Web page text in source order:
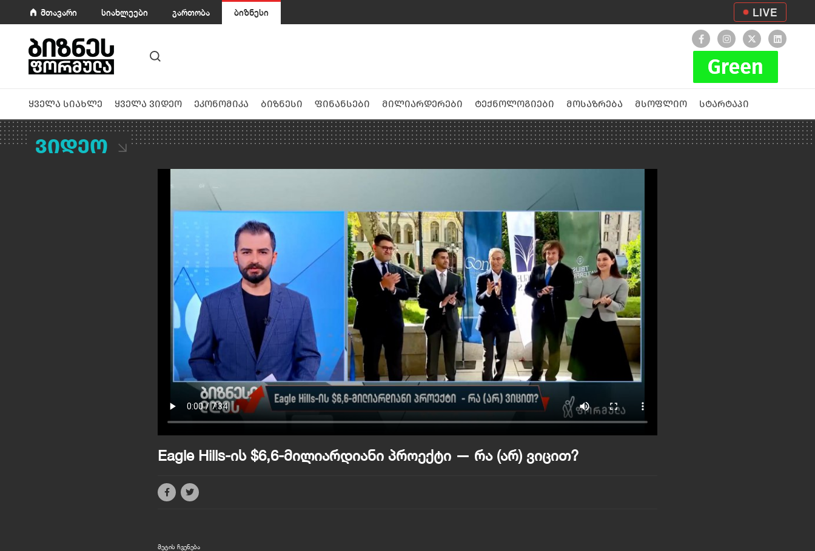
მთავარი სიახლეები გართობა ბიზნესი LIVE
ყველა სიახლე ყველა ვიდეო ეკონომიკა ბიზნესი ფინანსები მილიარდერები ტექნოლოგიები მოსაზრება მსოფლიო სტარტაპი
ვიდეო
Eagle Hills-ის $6,6-მილიარდიანი პროექტი — რა (არ) ვიცით?
მეტის ჩვენება